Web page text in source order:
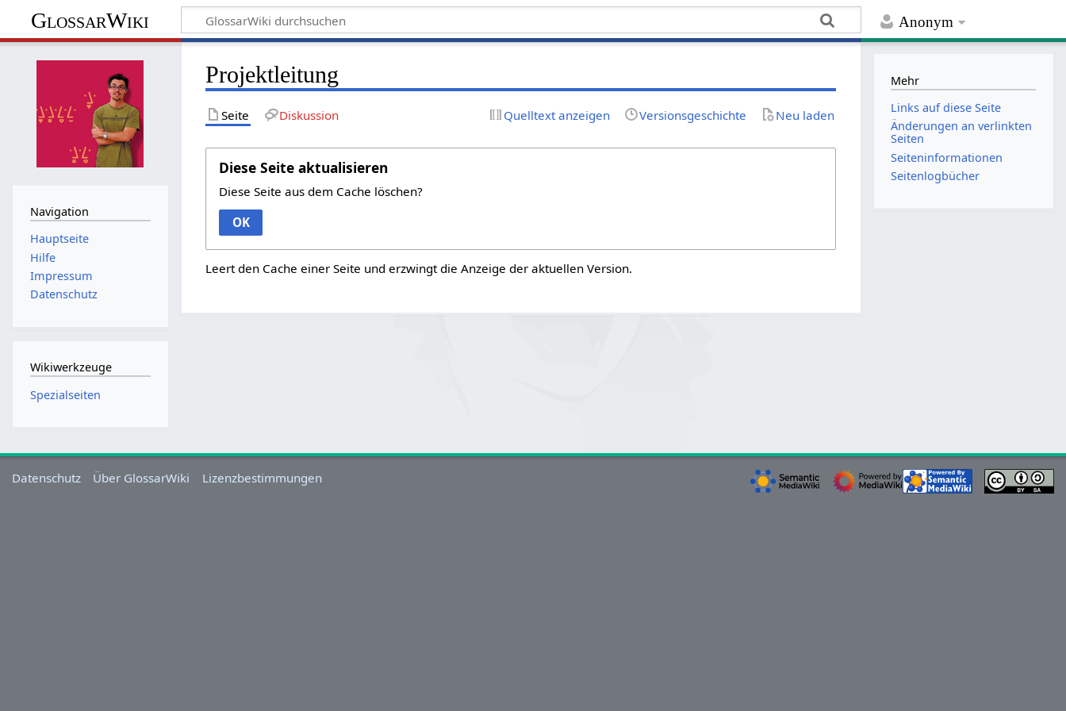
Anonym
GlossarWiki
Projektleitung
Seite Diskussion Quelltext anzeigen Versionsgeschichte Neu laden
Diese Seite aktualisieren
Diese Seite aus dem Cache löschen?
OK
Leert den Cache einer Seite und erzwingt die Anzeige der aktuellen Version.
Navigation
Hauptseite
Hilfe
Impressum
Datenschutz
Wikiwerkzeuge
Spezialseiten
Mehr
Links auf diese Seite
Änderungen an verlinkten
Seiten
Seiten­­informationen
Seitenlogbücher
Datenschutz Über GlossarWiki Lizenzbestimmungen